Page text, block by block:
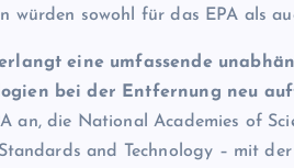
würden sowohl für das EPA als
eine umfassende
bei der Entfernung neu
an, die National Academies of
and Technology – mit